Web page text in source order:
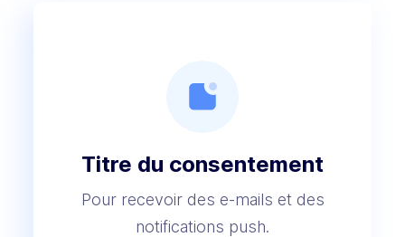
Titre du consentement
Pour recevoir des e-mails et des
notifications push.